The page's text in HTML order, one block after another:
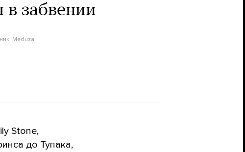
в забвении
Meduza
Stone,
до Тупака,